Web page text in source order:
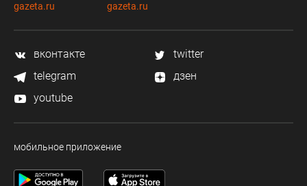
gazeta.ru
gazeta.ru
вконтакте
twitter
telegram
дзен
youtube
мобильное приложение